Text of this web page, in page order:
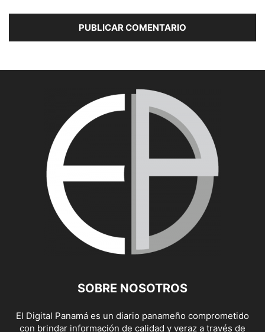
SOBRE NOSOTROS
El Digital Panamá es un diario panameño comprometido
con brindar información de calidad y veraz a través de